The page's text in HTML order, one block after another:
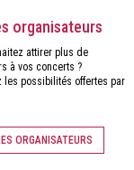
organisateurs
attirer plus de
à vos concerts ?
les possibilités offertes par
ORGANISATEURS